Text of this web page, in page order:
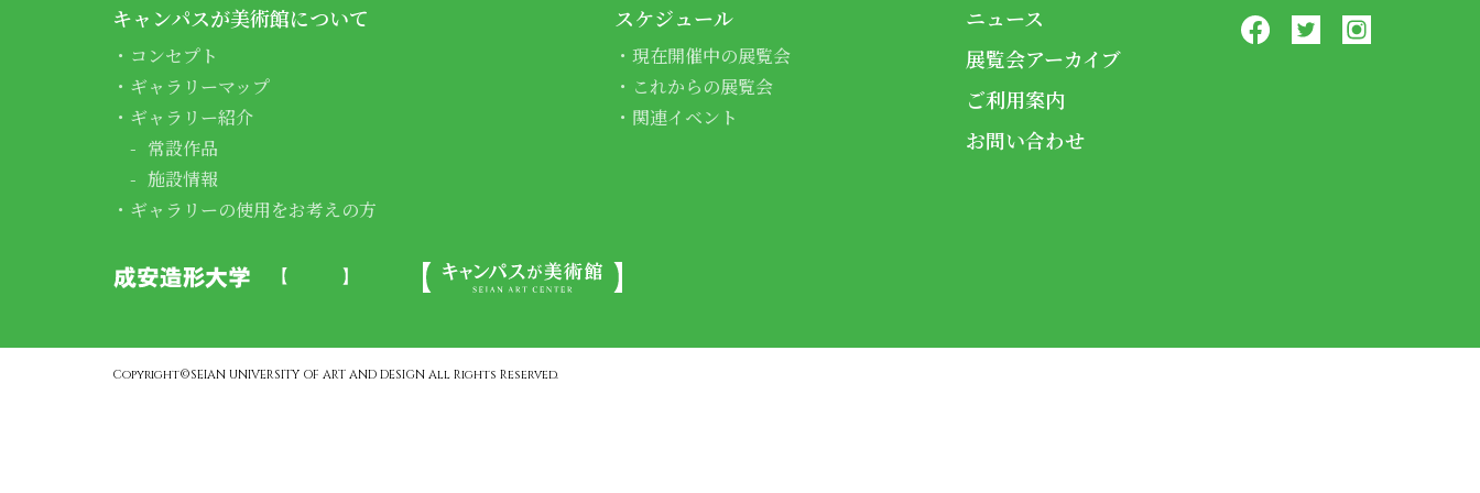
キャンパスが美術館について
コンセプト
ギャラリーマップ
ギャラリー紹介
常設作品
施設情報
ギャラリーの使用をお考えの方
スケジュール
現在開催中の展覧会
これからの展覧会
関連イベント
ニュース
展覧会アーカイブ
ご利用案内
お問い合わせ
Copyright©SEIAN UNIVERSITY OF ART AND DESIGN All Rights Reserved.